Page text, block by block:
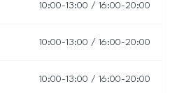
10:00-13:00 / 16:00-20:00
10:00-13:00 / 16:00-20:00
10:00-13:00 / 16:00-20:00